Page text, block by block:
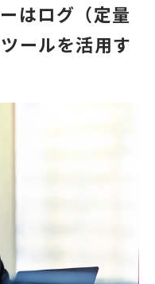
はログ（定量
ールを活用す